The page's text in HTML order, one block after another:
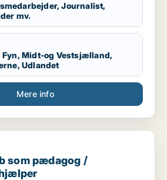
Journalist,
mv.
Fyn, Midt-og Vestsjælland,
Udlandet
Mere info
pædagog / pædagogmedhjælper
som pædagog /